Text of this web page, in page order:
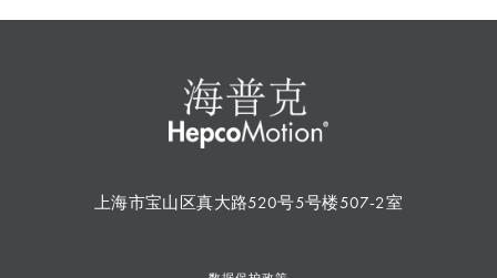
上海市宝山区真大路520号5号楼507-2室